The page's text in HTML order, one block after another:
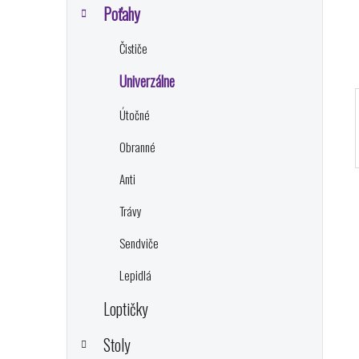
Poťahy
Čističe
Univerzálne
Útočné
Obranné
Anti
Trávy
Sendviče
Lepidlá
Loptičky
Stoly